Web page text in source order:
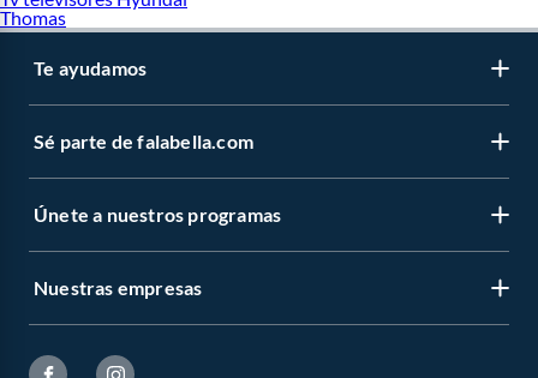
Thomas
Te ayudamos
Sé parte de falabella.com
Únete a nuestros programas
Nuestras empresas